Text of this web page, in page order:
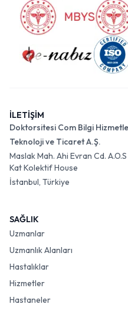
İLETİŞİM
Doktorsitesi Com Bilgi
Teknoloji ve Ticaret A.Ş.
Maslak Mah. Ahi Evran Cd.
Kat Kolektif House
İstanbul, Türkiye
SAĞLIK
Uzmanlar
Uzmanlık Alanları
Hastalıklar
Hizmetler
Hastaneler